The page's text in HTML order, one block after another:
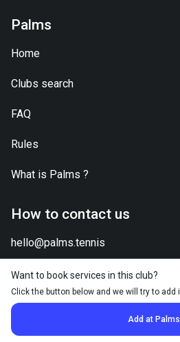
Want to book services in this club?
Click the button below and we will try to add
Add at Palms
Palms
Home
Clubs search
FAQ
Rules
What is Palms ?
How to contact us
hello@palms.tennis
2026 © Palms.Tennis - All right reserved